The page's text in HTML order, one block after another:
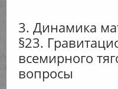
3. Динамика
§23.
всемирного
вопросы